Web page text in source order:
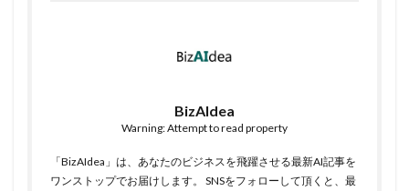
BizAIdea
Warning: Attempt to read property
「BizAIdea」は、あなたのビジネスを飛躍させる最新AI記事を
ワンストップでお届けします。 SNSをフォローして頂くと、最